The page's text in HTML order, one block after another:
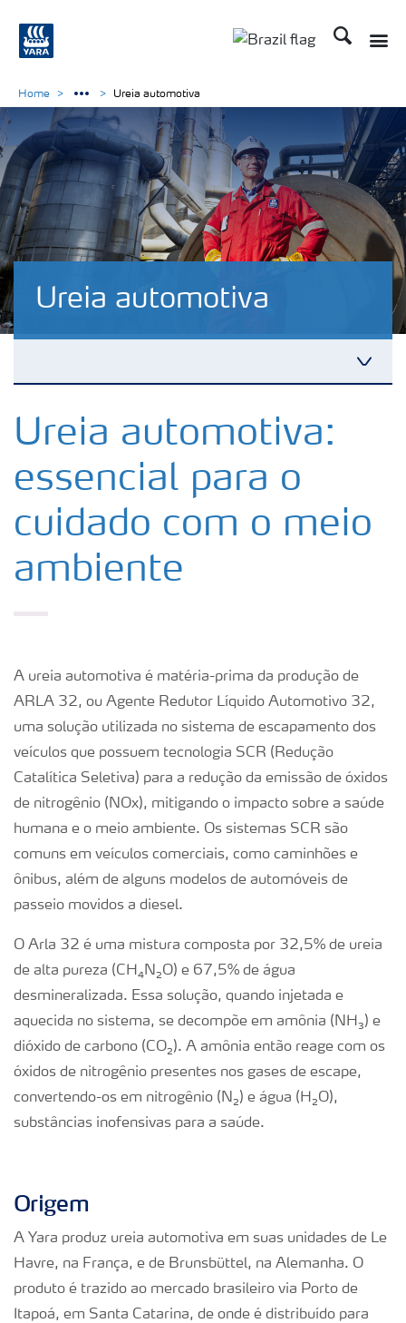
Busca
Ureia automotiva
Nitrato de Amônio – Grau Médico
Nitrato de Amônio – Grau Eletrônico
NitCal
Ureia automotiva
DipCal
Ácido Sulfúrico
Ácido Nítrico
Amônia
Ureia técnica
Home Ureia automotiva
Ureia automotiva:
essencial para o
cuidado com o meio
ambiente
A ureia automotiva é matéria-prima da produção de
ARLA 32, ou Agente Redutor Líquido Automotivo 32,
uma solução utilizada no sistema de escapamento dos
veículos que possuem tecnologia SCR (Redução
Catalítica Seletiva) para a redução da emissão de óxidos
de nitrogênio (NOx), mitigando o impacto sobre a saúde
humana e o meio ambiente. Os sistemas SCR são
comuns em veículos comerciais, como caminhões e
ônibus, além de alguns modelos de automóveis de
passeio movidos a diesel.
O Arla 32 é uma mistura composta por 32,5% de ureia
de alta pureza (CH ₄ N₂O) e 67,5% de água
desmineralizada. Essa solução, quando injetada e
aquecida no sistema, se decompõe em amônia (NH₃) e
dióxido de carbono (CO₂). A amônia então reage com os
óxidos de nitrogênio presentes nos gases de escape,
convertendo-os em nitrogênio (N₂) e água (H₂O),
substâncias inofensivas para a saúde.
Origem
A Yara produz ureia automotiva em suas unidades de Le
Havre, na França, e de Brunsbüttel, na Alemanha. O
produto é trazido ao mercado brasileiro via Porto de
Itapoá, em Santa Catarina, de onde é distribuído para